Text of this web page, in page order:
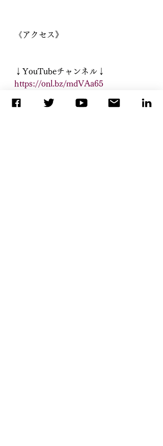
《アクセス》
↓YouTubeチャンネル↓
https://onl.bz/mdVAa65
↓セミナー、最新情報はニュースレ